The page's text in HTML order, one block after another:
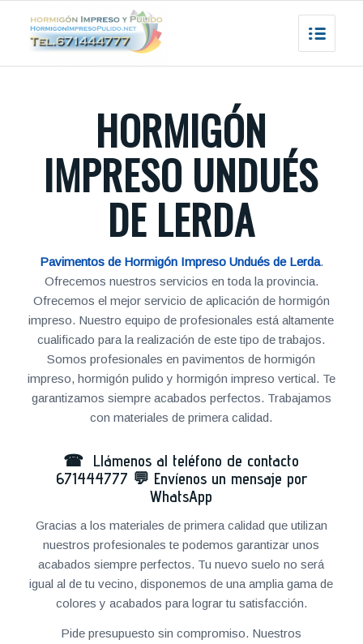
HORMIGÓN
IMPRESO UNDUÉS
DE LERDA
Pavimentos de Hormigón Impreso Undués de Lerda.
Ofrecemos nuestros servicios en toda la provincia.
Ofrecemos el mejor servicio de aplicación de hormigón
impreso. Nuestro equipo de profesionales está altamente
cualificado para la realización de este tipo de trabajos.
Somos profesionales en pavimentos de hormigón
impreso, hormigón pulido y hormigón impreso vertical. Te
garantizamos siempre acabados perfectos. Trabajamos
con materiales de primera calidad.
☎ Llámenos al teléfono de contacto
671444777 💬 Envíenos un mensaje por
WhatsApp
Gracias a los materiales de primera calidad que utilizan
nuestros profesionales te podemos garantizar unos
acabados siempre perfectos. Tu nuevo suelo no será
igual al de tu vecino, disponemos de una amplia gama de
colores y acabados para lograr tu satisfacción.
Pide presupuesto sin compromiso. Nuestros